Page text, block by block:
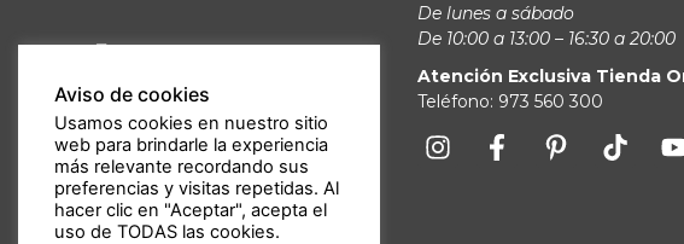
De lunes a sábado
De 10:00 a 13:00 – 16:30 a 20:00
Atención Exclusiva Tienda
Teléfono: 973 560 300
Aviso de cookies
Usamos cookies en nuestro sitio
web para brindarle la experiencia
más relevante recordando sus
preferencias y visitas repetidas. Al
hacer clic en "Aceptar", acepta el
uso de TODAS las cookies.